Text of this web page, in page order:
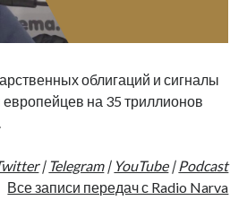
облигаций и сигналы
на 35 триллионов
| Telegram| YouTube| Podcast
Все записи передач с Radio Narva